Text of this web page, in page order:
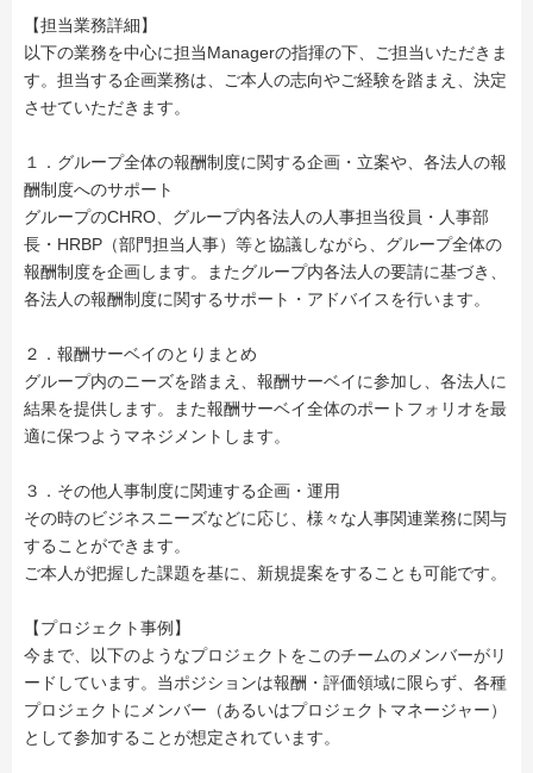
【担当業務詳細】
以下の業務を中心に担当Managerの指揮の下、ご担当いただきま
す。担当する企画業務は、ご本人の志向やご経験を踏まえ、決定
させていただきます。
１．グループ全体の報酬制度に関する企画・立案や、各法人の報
酬制度へのサポート
グループのCHRO、グループ内各法人の人事担当役員・人事部
長・HRBP（部門担当人事）等と協議しながら、グループ全体の
報酬制度を企画します。またグループ内各法人の要請に基づき、
各法人の報酬制度に関するサポート・アドバイスを行います。
２．報酬サーベイのとりまとめ
グループ内のニーズを踏まえ、報酬サーベイに参加し、各法人に
結果を提供します。また報酬サーベイ全体のポートフォリオを最
適に保つようマネジメントします。
３．その他人事制度に関連する企画・運用
その時のビジネスニーズなどに応じ、様々な人事関連業務に関与
することができます。
ご本人が把握した課題を基に、新規提案をすることも可能です。
【プロジェクト事例】
今まで、以下のようなプロジェクトをこのチームのメンバーがリ
ードしています。当ポジションは報酬・評価領域に限らず、各種
プロジェクトにメンバー（あるいはプロジェクトマネージャー）
として参加することが想定されています。